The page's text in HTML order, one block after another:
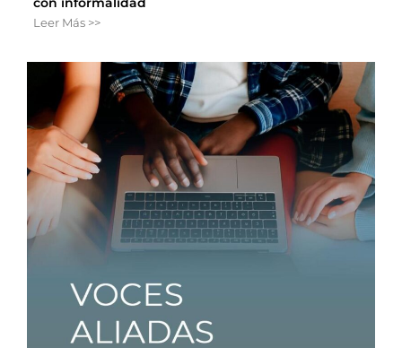
Leer Más >>